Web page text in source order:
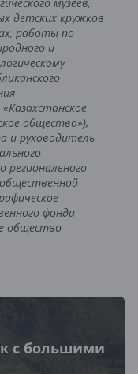
детских кружков
работы по
и
общество»),
и руководитель
регионального
фонда
общество
с большими